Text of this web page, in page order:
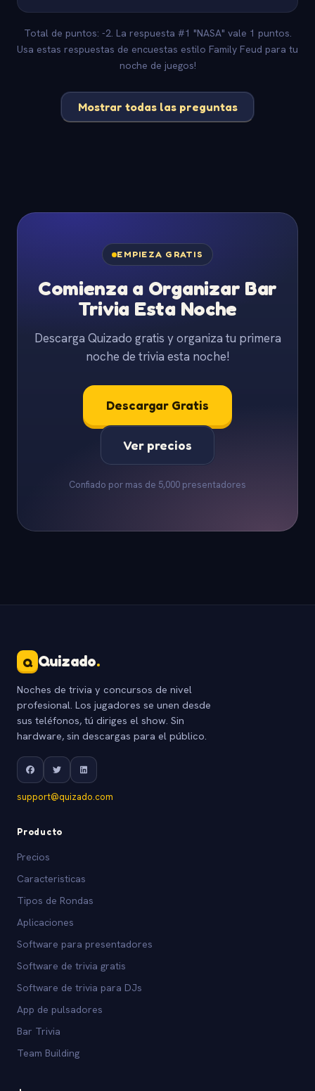
Total de puntos: -2. La respuesta #1 "NASA" vale 1 puntos.
Usa estas respuestas de encuestas estilo Family Feud para tu
noche de juegos!
Mostrar todas las preguntas
EMPIEZA GRATIS
Comienza a Organizar Bar
Trivia Esta Noche
Descarga Quizado gratis y organiza tu primera
noche de trivia esta noche!
Descargar Gratis
Ver precios
Confiado por mas de 5,000 presentadores
Q Quizado.
Noches de trivia y concursos de nivel
profesional. Los jugadores se unen desde
sus teléfonos, tú diriges el show. Sin
hardware, sin descargas para el público.
support@quizado.com
Producto
Precios
Caracteristicas
Tipos de Rondas
Aplicaciones
Software para presentadores
Software de trivia gratis
Software de trivia para DJs
App de pulsadores
Bar Trivia
Team Building